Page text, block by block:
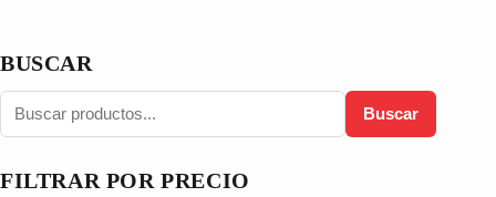
BUSCAR
Buscar
FILTRAR POR PRECIO